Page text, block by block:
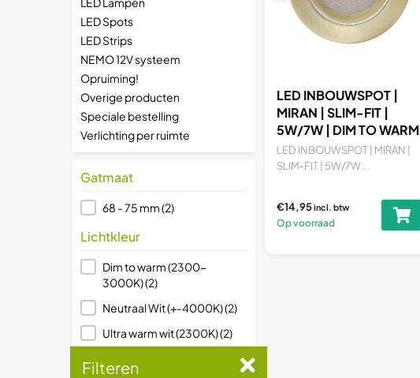
LED Spots
LED Strips
NEMO 12V systeem
Opruiming!
Overige producten
Speciale bestelling
Verlichting per ruimte
Gatmaat
Gatmaat
68 - 75 mm(2)
Lichtkleur
Lichtkleur
Dim to warm (2300-
3000K)(2)
Neutraal Wit (+-4000K)(2)
Ultra warm wit (2300K)(2)
LED INBOUWSPOT |
MIRAN | SLIM-FIT |
5W/7W | DIM TO WARM
+ CCT-SWITCH |
BRASS
LED INBOUWSPOT | MIRAN |
SLIM-FIT | 5W/7W...
€14,95incl. btw
Op voorraad
Filteren